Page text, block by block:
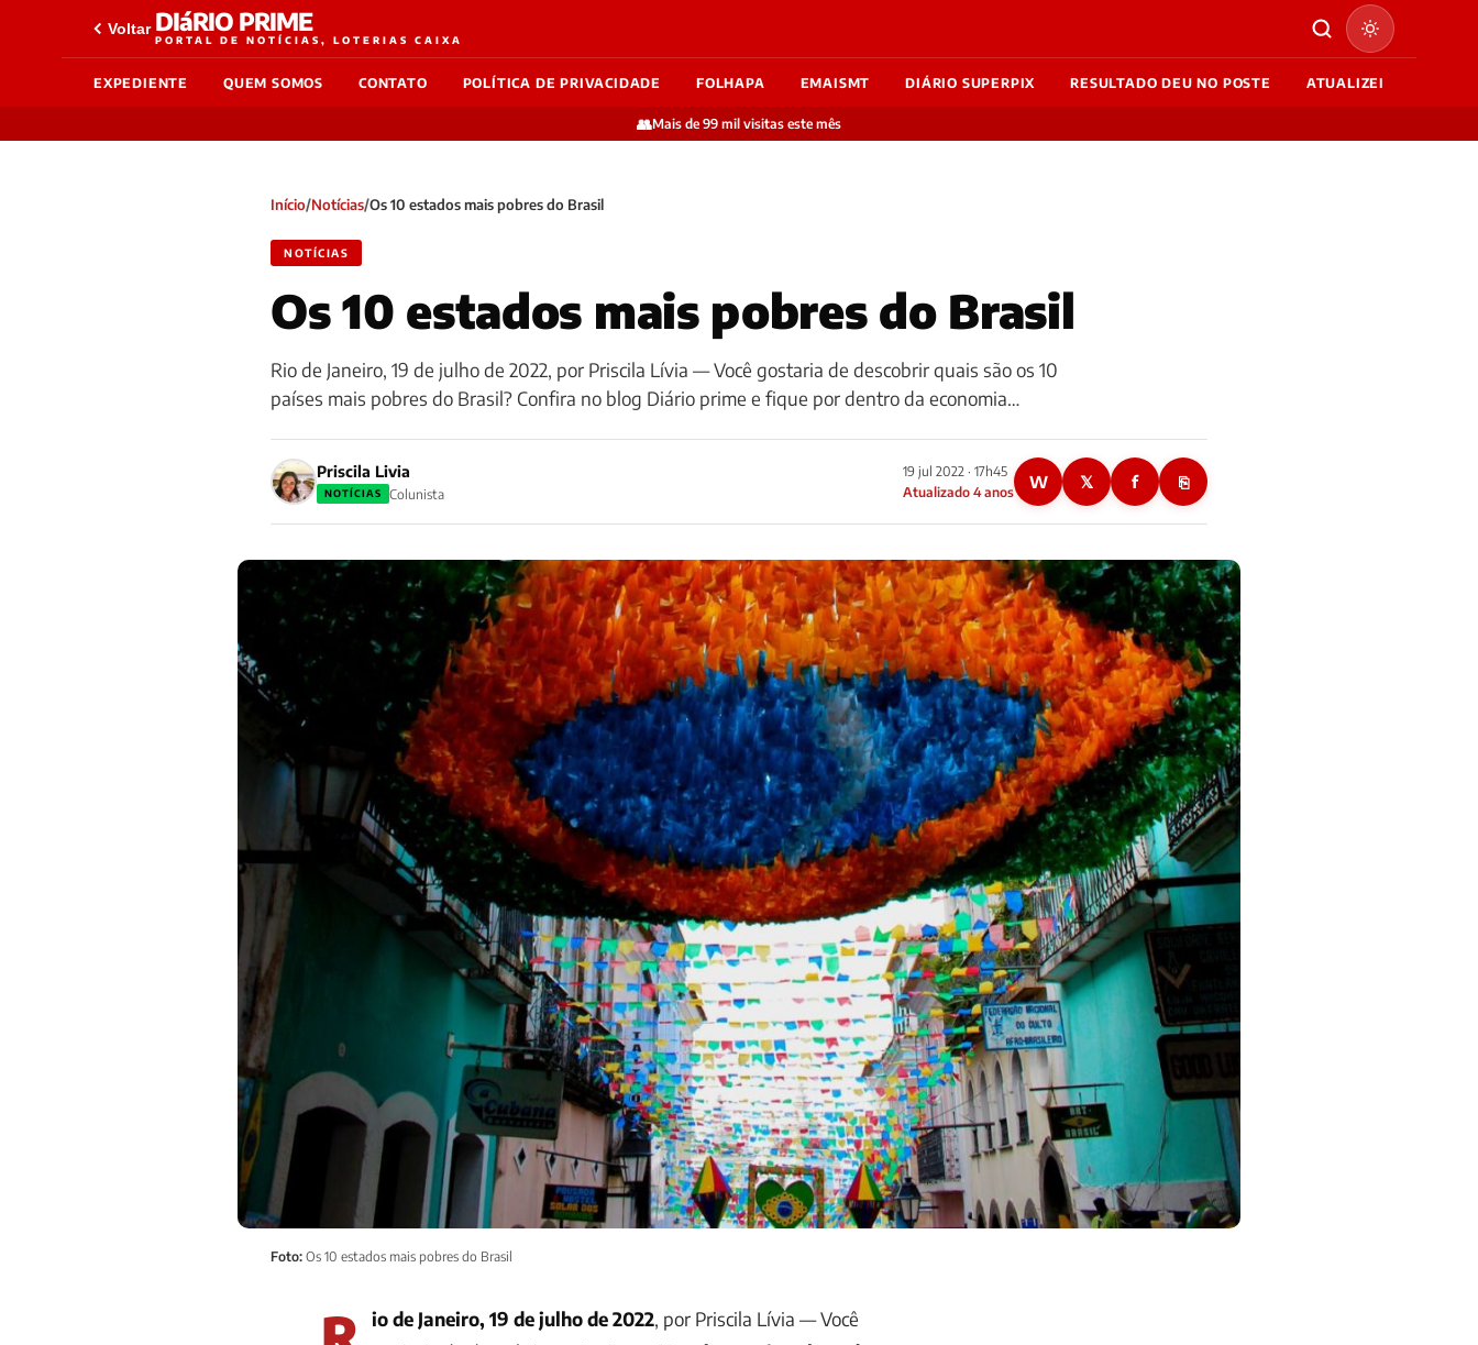
Voltar DIáRIO PRIME
PORTAL DE NOTÍCIAS, LOTERIAS CAIXA
EXPEDIENTE QUEM SOMOS CONTATO POLÍTICA DE PRIVACIDADE FOLHAPA EMAISMT DIÁRIO SUPERPIX RESULTADO DEU NO POSTE ATUALIZEI
👥Mais de 99 mil visitas este mês
Início/Notícias/Os 10 estados mais pobres do Brasil
NOTÍCIAS
Os 10 estados mais pobres do Brasil
Rio de Janeiro, 19 de julho de 2022, por Priscila Lívia — Você gostaria de descobrir quais são os 10
países mais pobres do Brasil? Confira no blog Diário prime e fique por dentro da economia…
Priscila Livia
NOTÍCIAS Colunista
19 jul 2022 · 17h45
Atualizado 4 anos
W 𝕏 f ⎘
Foto: Os 10 estados mais pobres do Brasil
io de Janeiro, 19 de julho de 2022, por Priscila Lívia —Você